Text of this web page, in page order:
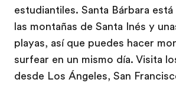
estudiantiles. Santa Bárbara
las montañas de Santa Inés y
playas, así que puedes hacer
surfear en un mismo día. Visita
desde Los Ángeles, San